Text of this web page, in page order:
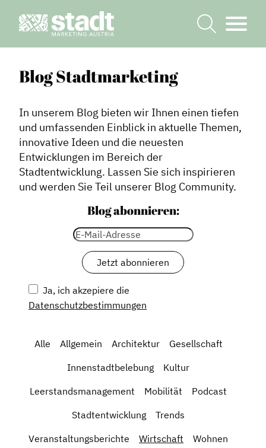
Blog Stadtmarketing
In unserem Blog bieten wir Ihnen einen tiefen
und umfassenden Einblick in aktuelle Themen,
innovative Ideen und die neuesten
Entwicklungen im Bereich der
Stadtentwicklung. Lassen Sie sich inspirieren
und werden Sie Teil unserer Blog Community.
Blog abonnieren:
Ja, ich akzepiere die
Datenschutzbestimmungen
Alle Allgemein Architektur
Gesellschaft
Innenstadtbelebung
Kultur
Leerstandsmanagement
Mobilität
Podcast
Stadtentwicklung
Trends
Veranstaltungsberichte
Wirtschaft Wohnen